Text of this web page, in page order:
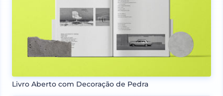
Livro Aberto com Decoração de Pedra